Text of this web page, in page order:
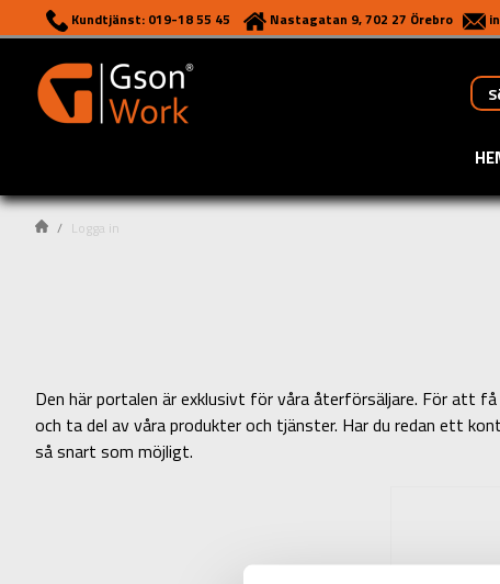
Kundtjänst: 019-18 55 45 Nastagatan 9, 702 27 Örebro
Logga in
Den här portalen är exklusivt för våra återförsäljare. För att
och ta del av våra produkter och tjänster. Har du redan ett
så snart som möjligt.